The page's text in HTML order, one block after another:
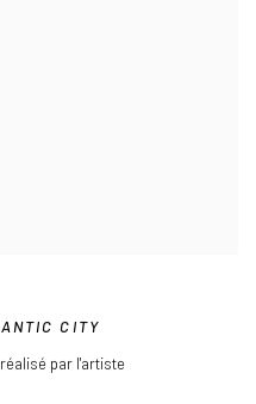
CITY
réalisé par l'artiste